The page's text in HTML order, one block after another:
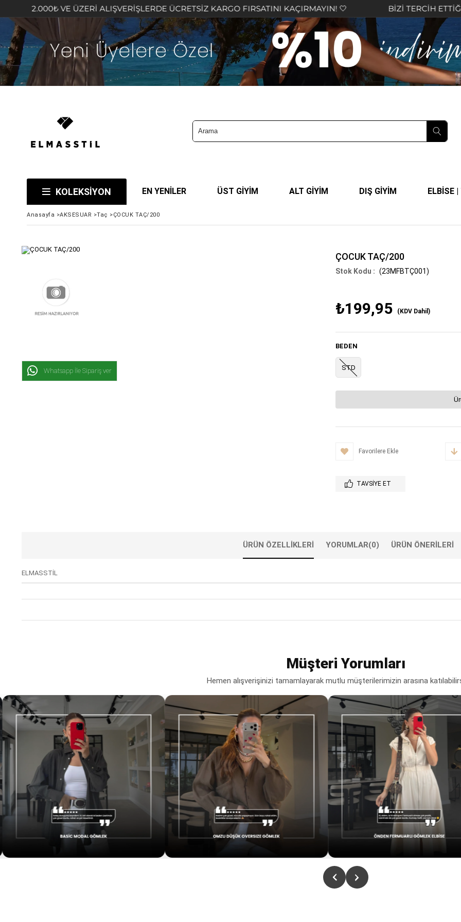
VE ÜZERİ ALIŞVERİŞLERDE ÜCRETSİZ KARGO FIRSATINI KAÇIRMAYIN! 🤍 BİZİ TERCİH ETTİĞİNİZ
KOLEKSİYON EN YENİLER ÜST GİYİM ALT GİYİM DIŞ GİYİM ELBİSE
Anasayfa >AKSESUAR >Taç >ÇOCUK TAÇ/200
Whatsapp İle Sipariş ver
ÇOCUK TAÇ/200
(23MFBTÇ001)
₺199,95 (KDV Dahil)
BEDEN
STD
Favorilere Ekle
TAVSIYE ET
ÜRÜN ÖZELLIKLERI YORUMLAR(0) ÜRÜN ÖNERILERI
ELMASSTİL
Müşteri Yorumları
Hemen alışverişinizi tamamlayarak mutlu müşterilerimizin arasına